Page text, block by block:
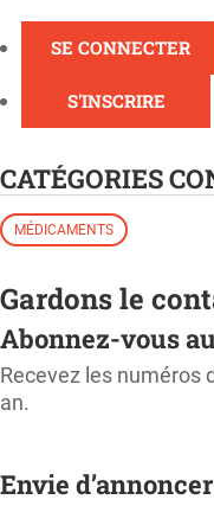
SE CONNECTER
S'INSCRIRE
CATÉGORIES
MÉDICAMENTS
Gardons le
Abonnez-vous
Recevez les numéros
an.
Envie